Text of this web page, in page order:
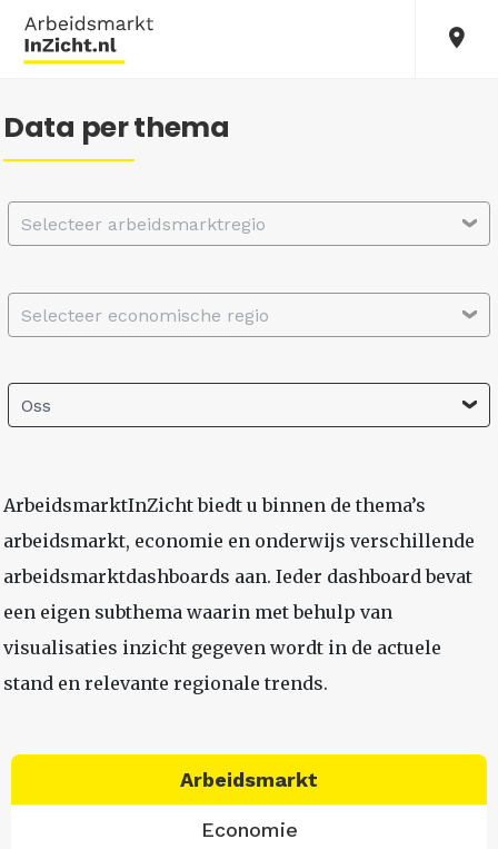
Data per thema
Selecteer arbeidsmarktregio
Selecteer economische regio
Oss
ArbeidsmarktInZicht biedt u binnen de thema’s
arbeidsmarkt, economie en onderwijs verschillende
arbeidsmarktdashboards aan. Ieder dashboard bevat
een eigen subthema waarin met behulp van
visualisaties inzicht gegeven wordt in de actuele
stand en relevante regionale trends.
Arbeidsmarkt
Economie